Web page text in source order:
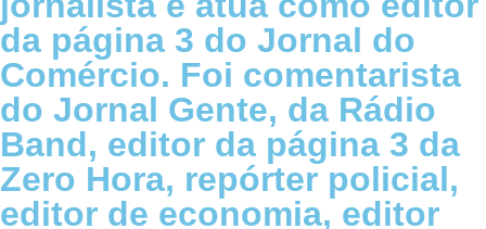
da página 3 do Jornal do
Comércio. Foi comentarista
do Jornal Gente, da Rádio
Band, editor da página 3 da
Zero Hora, repórter policial,
editor de economia, editor